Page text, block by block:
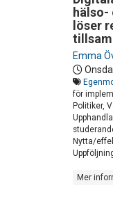
hälso-
löser
Emma
för
Politiker,
Nytta/
Mer